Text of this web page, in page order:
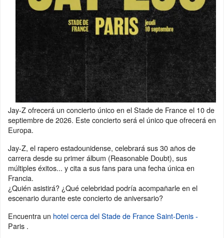
Jay-Z ofrecerá un concierto único en el Stade de France el 10 de
septiembre de 2026. Este concierto será el único que ofrecerá en
Europa.
Jay-Z, el rapero estadounidense, celebrará sus 30 años de
carrera desde su primer álbum (Reasonable Doubt), sus
múltiples éxitos... y cita a sus fans para una fecha única en
Francia.
¿Quién asistirá? ¿Qué celebridad podría acompañarle en el
escenario durante este concierto de aniversario?
Encuentra un hotel cerca del Stade de France Saint-Denis -
Paris .